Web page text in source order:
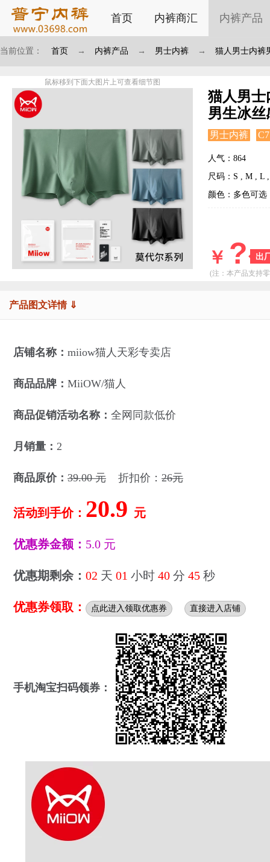
首页 内裤商汇 内裤产品
当前位置： 首页 → 内裤产品 → 男士内裤 → 猫人男士内裤
鼠标移到下面大图片上可查看细节图
猫人男士
男生冰
男士内裤
人气：864
尺码：S , M , L
颜色：多色可选
出
￥ ?
(注：本产品支持
产品图文详情 ⇓
店铺名称： miiow猫人天彩专卖店
商品品牌： MiiOW/猫人
商品促销活动名称： 全网同款低价
月销量： 2
商品原价： 39.00 元 折扣价： 26元
活动到手价： 20.9 元
优惠券金额： 5.0 元
优惠期剩余： 02 天 01 小时 40 分 44 秒
优惠券领取： 点此进入领取优惠券 直接进入店铺
手机淘宝扫码领券：